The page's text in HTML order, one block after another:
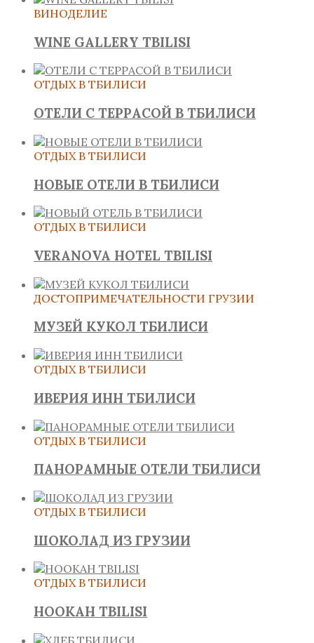
ВИНОДЕЛИЕ
WINE GALLERY TBILISI
ОТДЫХ В ТБИЛИСИ
ОТЕЛИ С ТЕРРАСОЙ В ТБИЛИСИ
ОТДЫХ В ТБИЛИСИ
НОВЫЕ ОТЕЛИ В ТБИЛИСИ
ОТДЫХ В ТБИЛИСИ
VERANOVA HOTEL TBILISI
ДОСТОПРИМЕЧАТЕЛЬНОСТИ ГРУЗИИ
МУЗЕЙ КУКОЛ ТБИЛИСИ
ОТДЫХ В ТБИЛИСИ
ИВЕРИЯ ИНН ТБИЛИСИ
ОТДЫХ В ТБИЛИСИ
ПАНОРАМНЫЕ ОТЕЛИ ТБИЛИСИ
ОТДЫХ В ТБИЛИСИ
ШОКОЛАД ИЗ ГРУЗИИ
ОТДЫХ В ТБИЛИСИ
HOOKAH TBILISI